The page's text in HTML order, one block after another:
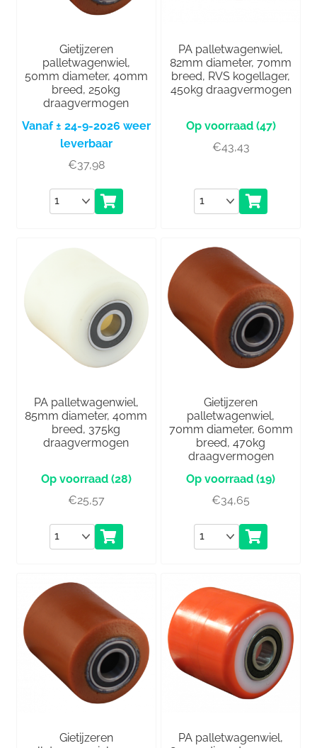
Gietijzeren
palletwagenwiel,
50mm diameter, 40mm
breed, 250kg
draagvermogen
Vanaf ± 24-9-2026 weer
leverbaar
€37,98
Aantal
PA palletwagenwiel,
82mm diameter, 70mm
breed, RVS kogellager,
450kg draagvermogen
(47)
€43,43
Aantal
PA palletwagenwiel,
85mm diameter, 40mm
breed, 375kg
draagvermogen
(28)
€25,57
Aantal
Gietijzeren
palletwagenwiel,
70mm diameter, 60mm
breed, 470kg
draagvermogen
(19)
€34,65
Aantal
Gietijzeren
PA palletwagenwiel,